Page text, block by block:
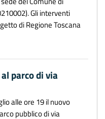
Gli interventi
di Regione Toscana
parco di via
alle ore 19 il nuovo
pubblico di via